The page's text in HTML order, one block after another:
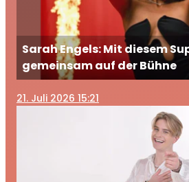
Sarah Engels: Mit diesem
gemeinsam auf der Bühne
21. Juli 2026 15:21